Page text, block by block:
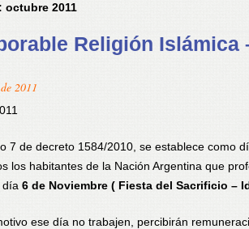
octubre 2011
Religión Islámica
2011
7 de decreto 1584/2010, se establece como
los habitantes de la Nación Argentina que
día 6 de Noviembre ( Fiesta del Sacrificio –
ese día no trabajen, percibirán